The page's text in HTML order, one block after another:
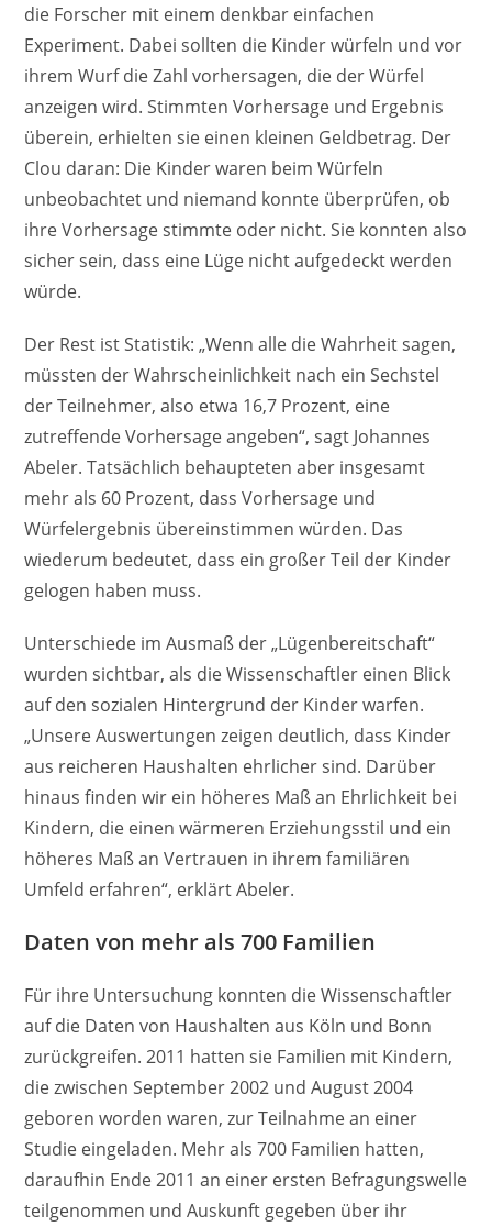
die Forscher mit einem denkbar einfachen
Experiment. Dabei sollten die Kinder würfeln und vor
ihrem Wurf die Zahl vorhersagen, die der Würfel
anzeigen wird. Stimmten Vorhersage und Ergebnis
überein, erhielten sie einen kleinen Geldbetrag. Der
Clou daran: Die Kinder waren beim Würfeln
unbeobachtet und niemand konnte überprüfen, ob
ihre Vorhersage stimmte oder nicht. Sie konnten also
sicher sein, dass eine Lüge nicht aufgedeckt werden
würde.
Der Rest ist Statistik: „Wenn alle die Wahrheit sagen,
müssten der Wahrscheinlichkeit nach ein Sechstel
der Teilnehmer, also etwa 16,7 Prozent, eine
zutreffende Vorhersage angeben“, sagt Johannes
Abeler. Tatsächlich behaupteten aber insgesamt
mehr als 60 Prozent, dass Vorhersage und
Würfelergebnis übereinstimmen würden. Das
wiederum bedeutet, dass ein großer Teil der Kinder
gelogen haben muss.
Unterschiede im Ausmaß der „Lügenbereitschaft“
wurden sichtbar, als die Wissenschaftler einen Blick
auf den sozialen Hintergrund der Kinder warfen.
„Unsere Auswertungen zeigen deutlich, dass Kinder
aus reicheren Haushalten ehrlicher sind. Darüber
hinaus finden wir ein höheres Maß an Ehrlichkeit bei
Kindern, die einen wärmeren Erziehungsstil und ein
höheres Maß an Vertrauen in ihrem familiären
Umfeld erfahren“, erklärt Abeler.
Daten von mehr als 700 Familien
Für ihre Untersuchung konnten die Wissenschaftler
auf die Daten von Haushalten aus Köln und Bonn
zurückgreifen. 2011 hatten sie Familien mit Kindern,
die zwischen September 2002 und August 2004
geboren worden waren, zur Teilnahme an einer
Studie eingeladen. Mehr als 700 Familien hatten,
daraufhin Ende 2011 an einer ersten Befragungswelle
teilgenommen und Auskunft gegeben über ihr